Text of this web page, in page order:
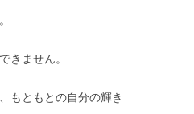
きません。
もともとの自分の輝き